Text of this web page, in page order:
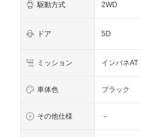
駆動方式 2WD
ドア 5D
ミッション インパネAT
車体色 ブラック
その他仕様 －